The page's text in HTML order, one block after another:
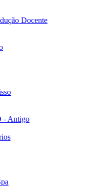
Docente
- Antigo